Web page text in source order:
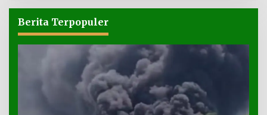
Berita Terpopuler